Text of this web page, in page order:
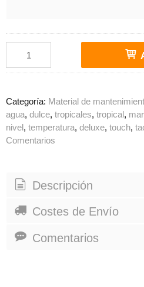
Categoría: Material de
agua dulce tropicales tropical
nivel temperatura deluxe touch
Comentarios
Descripción
Costes de Envío
Comentarios